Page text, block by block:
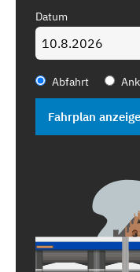
Datum
Abfahrt